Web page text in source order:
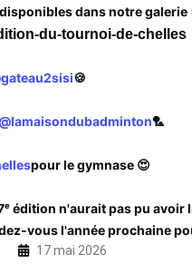
dans notre galerie
du-tournoi-de-chelles
🍪
@lamaisondubadminton🏸
pour le gymnase 😍
édition n'aurait pas pu avoir
vous l'année prochaine
17 mai 2026